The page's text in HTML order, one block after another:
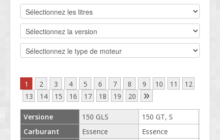
1 2 3 4 5 6 7 8 9 10 11
12
13
14 15 16 17 18 19 20 »
Versione
Carburant
150 GLS
Essence
150 GT, S
Essence